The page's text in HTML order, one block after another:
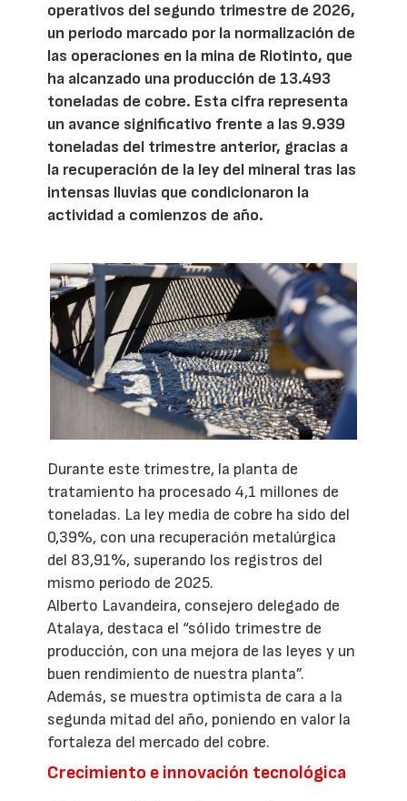
operativos del segundo trimestre de 2026,
un periodo marcado por la normalización de
las operaciones en la mina de Riotinto, que
ha alcanzado una producción de 13.493
toneladas de cobre. Esta cifra representa
un avance significativo frente a las 9.939
toneladas del trimestre anterior, gracias a
la recuperación de la ley del mineral tras las
intensas lluvias que condicionaron la
actividad a comienzos de año.
Durante este trimestre, la planta de
tratamiento ha procesado 4,1 millones de
toneladas. La ley media de cobre ha sido del
0,39%, con una recuperación metalúrgica
del 83,91%, superando los registros del
mismo periodo de 2025.
Alberto Lavandeira, consejero delegado de
Atalaya, destaca el “sólido trimestre de
producción, con una mejora de las leyes y un
buen rendimiento de nuestra planta”.
Además, se muestra optimista de cara a la
segunda mitad del año, poniendo en valor la
fortaleza del mercado del cobre.
Crecimiento e innovación tecnológica